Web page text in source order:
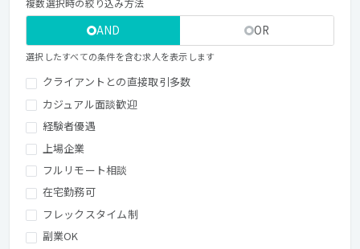
AND OR
選択したすべての条件を含む求人を表示します
クライアントとの直接取引多数
カジュアル面談歓迎
経験者優遇
上場企業
フルリモート相談
在宅勤務可
フレックスタイム制
副業OK